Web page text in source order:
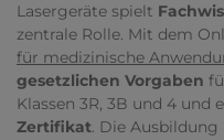
Lasergeräte spielt
zentrale Rolle. Mit dem
für medizinische
gesetzlichen Vorgaben
Klassen 3R, 3B und 4 und
Zertifikat. Die Ausbildung